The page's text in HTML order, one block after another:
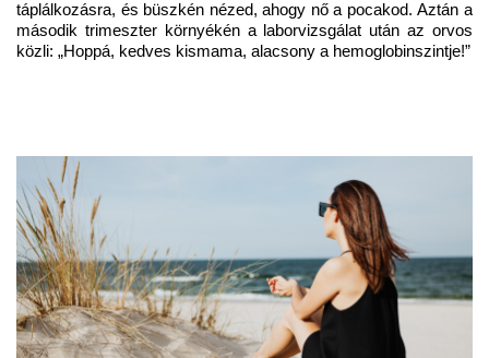
táplálkozásra, és büszkén nézed, ahogy nő a pocakod. Aztán a
második trimeszter környékén a laborvizsgálat után az orvos
közli: „Hoppá, kedves kismama, alacsony a hemoglobinszintje!”